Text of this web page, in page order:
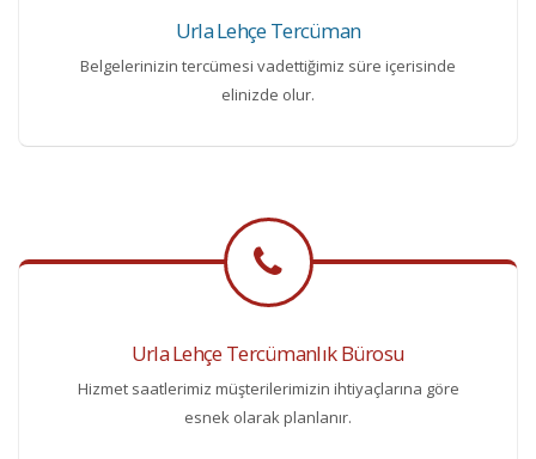
Urla Lehçe Tercüman
Belgelerinizin tercümesi vadettiğimiz süre içerisinde
elinizde olur.
Urla Lehçe Tercümanlık Bürosu
Hizmet saatlerimiz müşterilerimizin ihtiyaçlarına göre
esnek olarak planlanır.